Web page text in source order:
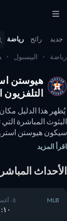
رائج رياضة
البيسبول
هيوستن
التلفزيون
مجانًا.
المزيد
المباشرة
MLB
١٠:١٠ م